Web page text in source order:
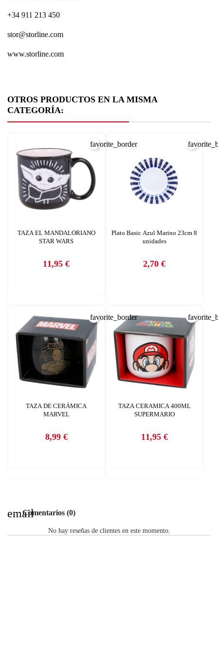
+34 911 213 450
stor@storline.com
www.storline.com
OTROS PRODUCTOS EN LA MISMA
CATEGORÍA:
TAZA EL MANDALORIANO
STAR WARS
Precio
11,95 €
favorite_border
Plato Basic Azul Marino 23cm 8
unidades
Precio
2,70 €
TAZA DE CERÁMICA
MARVEL
Precio
8,99 €
favorite_border
TAZA CERAMICA 400ML
SUPERMARIO
Precio
11,95 €
emailComentarios (0)
No hay reseñas de clientes en este momento.
AÑADIR A LA LISTA DE DESEOS
add_circle_outline
Crear nueva lista
CANCELAR
CREAR LISTA DE DESEOS
CANCELAR
INICIAR SESIÓN